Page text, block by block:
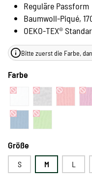
Reguläre Passform
Baumwoll-Piqué,
OEKO-TEX®
Bitte zuerst die Farbe,
Farbe
Größe
S M L